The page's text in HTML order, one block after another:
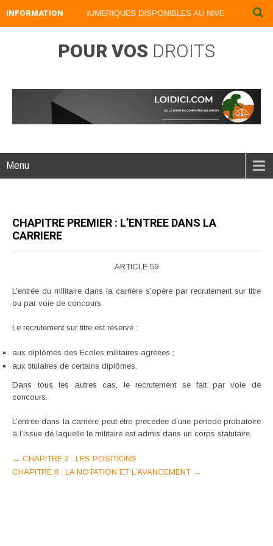
INFORMATION
NOS LIVRES NUMERIQUES DISPONIBLES AU NIVEAU DU
POUR VOS DROITS
Menu
CHAPITRE PREMIER : L’ENTREE DANS LA
CARRIERE
ARTICLE 59
L’entrée du militaire dans la carrière s’opère par recrutement sur titre
ou par voie de concours.
Le recrutement sur titre est réservé :
aux diplômés des Ecoles militaires agréées ;
aux titulaires de certains diplômes.
Dans tous les autres cas, le recrutement se fait par voie de
concours.
L’entrée dans la carrière peut être précédée d’une période probatoire
à l’issue de laquelle le militaire est admis dans un corps statutaire.
Post
navigation
← CHAPITRE 2 : LES POSITIONS
CHAPITRE 8 : LA NOTATION ET L’AVANCEMENT →